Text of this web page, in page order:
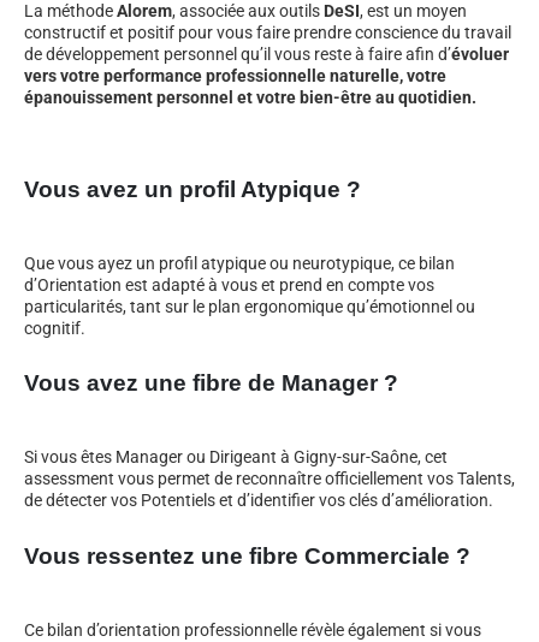
La méthodeAlorem, associée aux outils DeSI, est un moyen
constructif et positif pour vous faire prendre conscience du travail
de développement personnel qu’il vous reste à faire afin d’évoluer
vers votre performance professionnelle naturelle, votre
épanouissement personnel et votre bien-être au quotidien.
Vous avez un profil Atypique ?
Que vous ayez un profil atypique ou neurotypique, ce bilan
d’Orientation est adapté à vous et prend en compte vos
particularités, tant sur le plan ergonomique qu’émotionnel ou
cognitif.
Vous avez une fibre de Manager ?
Si vous êtes Manager ou Dirigeant à Gigny-sur-Saône, cet
assessment vous permet de reconnaître officiellement vos Talents,
de détecter vos Potentiels et d’identifier vos clés d’amélioration.
Vous ressentez une fibre Commerciale ?
Ce bilan d’orientation professionnelle révèle également si vous